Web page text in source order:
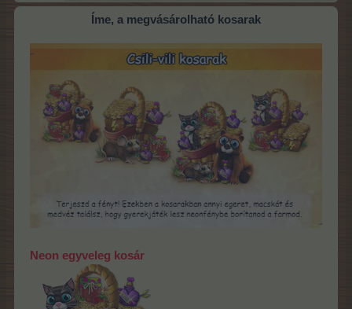
Íme, a megvásárolható kosarak
Neon egyveleg kosár